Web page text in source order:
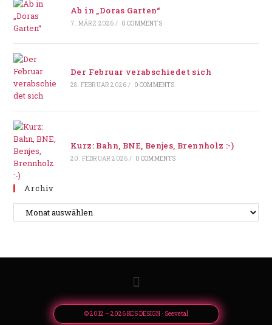
Ab in „Doras Garten“
7. MÄRZ 2026 / 0 COMMENTS
Der Februar verabschiedet sich
28. FEBRUAR 2026 / 0 COMMENTS
Kurz: Bahn, BNE, Benjes, Brennholz :-)
20. FEBRUAR 2026 / 0 COMMENTS
Archiv
© 2012 – 2026 KCS DESIGN · Seevetal